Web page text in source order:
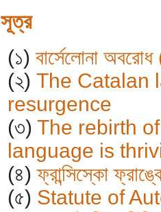
সূত্র
(১) বার্সেলোনা অবরোধ
(২) The Catalan
resurgence
(৩) The rebirth
language is
(৪)ফ্রান্সিস্কো
(৫) Statute of